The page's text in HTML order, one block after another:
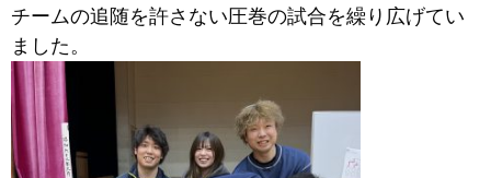
チームの追随を許さない圧巻の試合を繰り広げてい
ました。